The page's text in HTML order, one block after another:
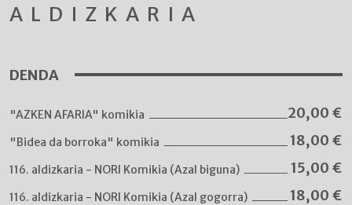
ALDIZKARIA
DENDA
"AZKEN AFARIA" komikia 20,00 €
"Bidea da borroka" komikia 18,00 €
116. aldizkaria - NORI Komikia (Azal biguna) 15,00 €
116. aldizkaria - NORI Komikia (Azal gogorra) 18,00 €